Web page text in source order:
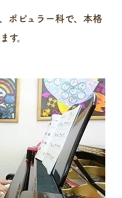
ポピュラー科で、本格
す。